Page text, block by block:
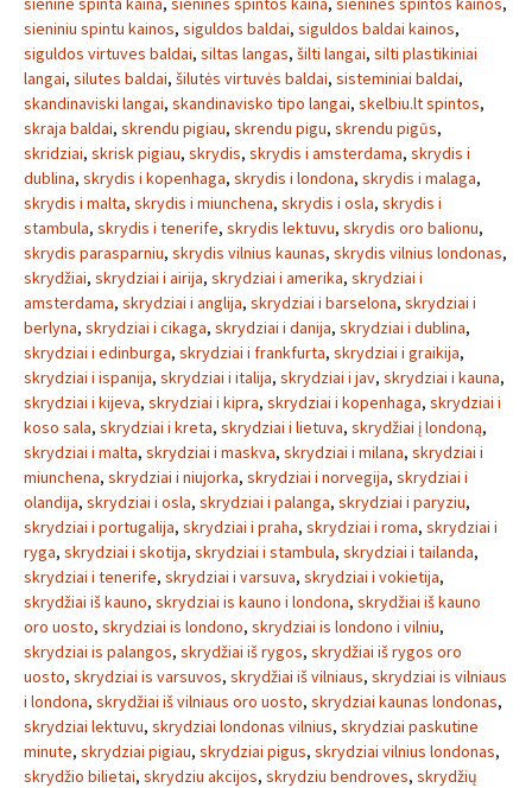
sieniniu spintu kainos, siguldos baldai, siguldos baldai kainos,
siguldos virtuves baldai, siltas langas, šilti langai, silti plastikiniai
langai, silutes baldai, šilutės virtuvės baldai, sisteminiai baldai,
skandinaviski langai, skandinavisko tipo langai, skelbiu.lt spintos,
skraja baldai, skrendu pigiau, skrendu pigu, skrendu pigūs,
skridziai, skrisk pigiau, skrydis, skrydis i amsterdama, skrydis i
dublina, skrydis i kopenhaga, skrydis i londona, skrydis i malaga,
skrydis i malta, skrydis i miunchena, skrydis i osla, skrydis i
stambula, skrydis i tenerife, skrydis lektuvu, skrydis oro balionu,
skrydis parasparniu, skrydis vilnius kaunas, skrydis vilnius londonas,
skrydžiai, skrydziai i airija, skrydziai i amerika, skrydziai i
amsterdama, skrydziai i anglija, skrydziai i barselona, skrydziai i
berlyna, skrydziai i cikaga, skrydziai i danija, skrydziai i dublina,
skrydziai i edinburga, skrydziai i frankfurta, skrydziai i graikija,
skrydziai i ispanija, skrydziai i italija, skrydziai i jav, skrydziai i kauna,
skrydziai i kijeva, skrydziai i kipra, skrydziai i kopenhaga, skrydziai i
koso sala, skrydziai i kreta, skrydziai i lietuva, skrydžiai į londoną,
skrydziai i malta, skrydziai i maskva, skrydziai i milana, skrydziai i
miunchena, skrydziai i niujorka, skrydziai i norvegija, skrydziai i
olandija, skrydziai i osla, skrydziai i palanga, skrydziai i paryziu,
skrydziai i portugalija, skrydziai i praha, skrydziai i roma, skrydziai i
ryga, skrydziai i skotija, skrydziai i stambula, skrydziai i tailanda,
skrydziai i tenerife, skrydziai i varsuva, skrydziai i vokietija,
skrydžiai iš kauno, skrydziai is kauno i londona, skrydžiai iš kauno
oro uosto, skrydziai is londono, skrydziai is londono i vilniu,
skrydziai is palangos, skrydžiai iš rygos, skrydžiai iš rygos oro
uosto, skrydziai is varsuvos, skrydžiai iš vilniaus, skrydziai is vilniaus
i londona, skrydžiai iš vilniaus oro uosto, skrydziai kaunas londonas,
skrydziai lektuvu, skrydziai londonas vilnius, skrydziai paskutine
minute, skrydziai pigiau, skrydziai pigus, skrydziai vilnius londonas,
skrydžio bilietai, skrydziu akcijos, skrydziu bendroves, skrydžių